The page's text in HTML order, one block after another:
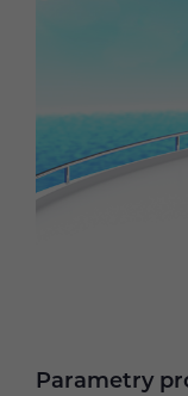
Parametry